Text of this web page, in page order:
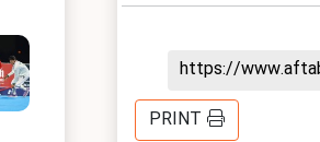
https://
PRINT